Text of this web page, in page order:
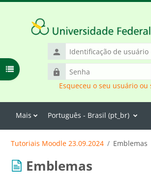
Identificação
usuário
Senha
Esqueceu o seu usuário ou
Mais Português - Brasil ‎(pt_br)‎
Abrir índice do curso
Tutoriais Moodle 23.09.2024 Emblemas
Emblemas